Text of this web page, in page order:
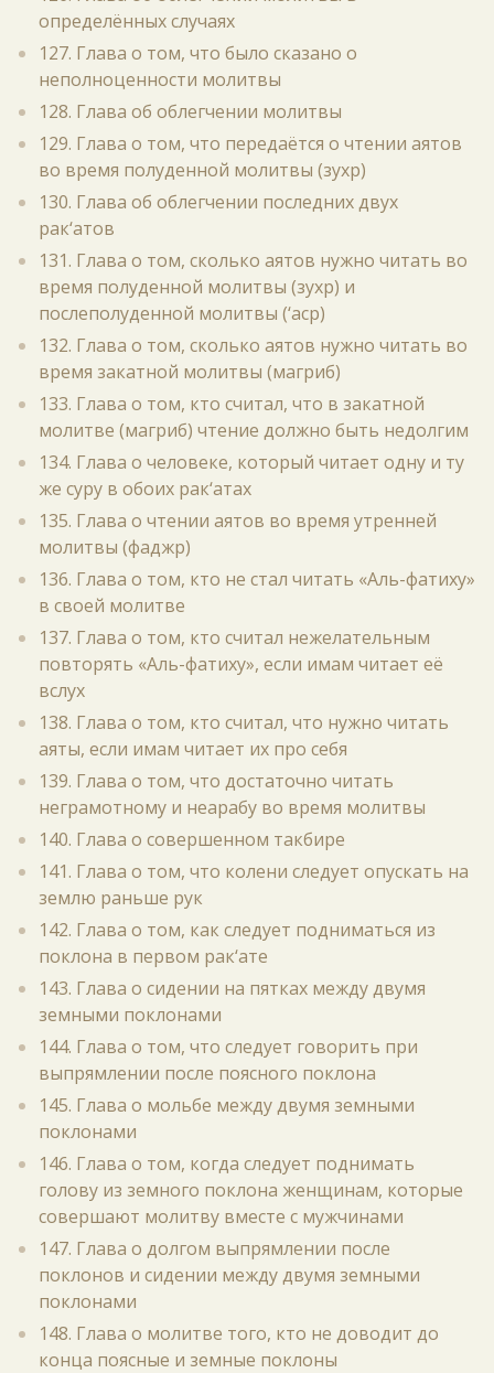
определённых случаях
127. Глава о том, что было сказано о
неполноценности молитвы
128. Глава об облегчении молитвы
129. Глава о том, что передаётся о чтении аятов
во время полуденной молитвы (зухр)
130. Глава об облегчении последних двух
рак‘атов
131. Глава о том, сколько аятов нужно читать во
время полуденной молитвы (зухр) и
послеполуденной молитвы (‘аср)
132. Глава о том, сколько аятов нужно читать во
время закатной молитвы (магриб)
133. Глава о том, кто считал, что в закатной
молитве (магриб) чтение должно быть недолгим
134. Глава о человеке, который читает одну и ту
же суру в обоих рак‘атах
135. Глава о чтении аятов во время утренней
молитвы (фаджр)
136. Глава о том, кто не стал читать «Аль-фатиху»
в своей молитве
137. Глава о том, кто считал нежелательным
повторять «Аль-фатиху», если имам читает её
вслух
138. Глава о том, кто считал, что нужно читать
аяты, если имам читает их про себя
139. Глава о том, что достаточно читать
неграмотному и неарабу во время молитвы
140. Глава о совершенном такбире
141. Глава о том, что колени следует опускать на
землю раньше рук
142. Глава о том, как следует подниматься из
поклона в первом рак‘ате
143. Глава о сидении на пятках между двумя
земными поклонами
144. Глава о том, что следует говорить при
выпрямлении после поясного поклона
145. Глава о мольбе между двумя земными
поклонами
146. Глава о том, когда следует поднимать
голову из земного поклона женщинам, которые
совершают молитву вместе с мужчинами
147. Глава о долгом выпрямлении после
поклонов и сидении между двумя земными
поклонами
148. Глава о молитве того, кто не доводит до
конца поясные и земные поклоны